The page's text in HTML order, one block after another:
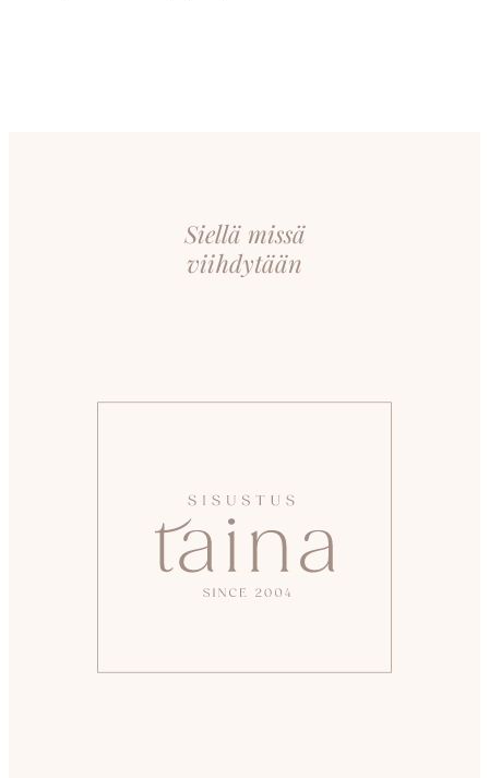
Siellä missä
viihdytään